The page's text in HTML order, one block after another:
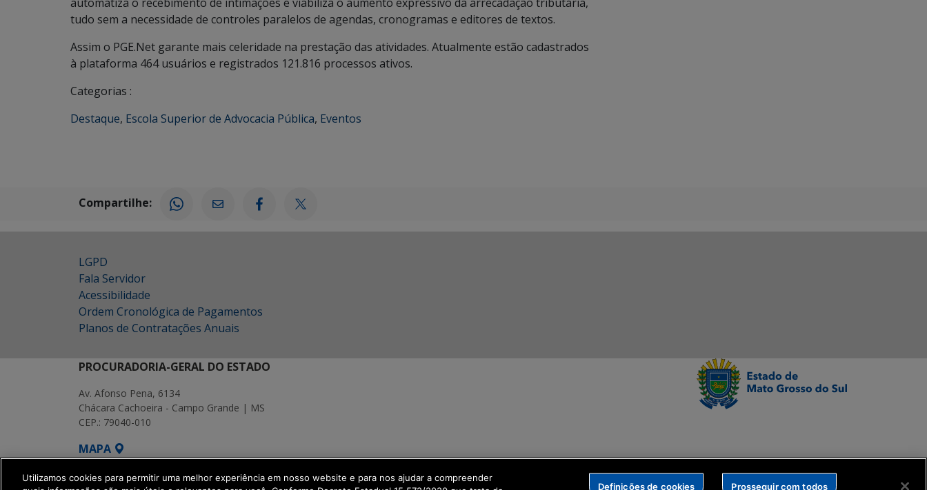
tudo sem a necessidade de controles paralelos de agendas, cronogramas e editores de textos.
Assim o PGE.Net garante mais celeridade na prestação das atividades. Atualmente estão cadastrados
à plataforma 464 usuários e registrados 121.816 processos ativos.
Categorias :
Destaque, Escola Superior de Advocacia Pública, Eventos
Compartilhe:
LGPD
Fala Servidor
Acessibilidade
Ordem Cronológica de Pagamentos
Planos de Contratações Anuais
PROCURADORIA-GERAL DO ESTADO
Av. Afonso Pena, 6134
Chácara Cachoeira - Campo Grande | MS
CEP.: 79040-010
MAPA
SETDIG | Secretaria-Executiva de Transformação Digital
Utilizamos cookies para permitir uma melhor experiência em nosso website e para nos ajudar a compreender
Definições de cookies Prosseguir com todos